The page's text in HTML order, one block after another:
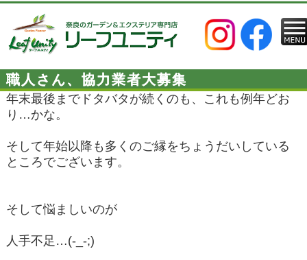
職人さん、協力業者大募集
年末最後までドタバタが続くのも、これも例年どお
り…かな。
そして年始以降も多くのご縁をちょうだいしている
ところでございます。
そして悩ましいのが
人手不足…(-_-;)